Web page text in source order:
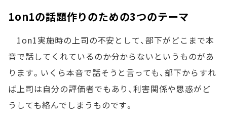
1on1の話題作りのための3つのテーマ
1on1実施時の上司の不安として、部下がどこまで本
音で話してくれているのか分からないというものがあ
ります。いくら本音で話そうと言っても、部下からすれ
ば上司は自分の評価者でもあり、利害関係や思惑がど
うしても絡んでしまうものです。